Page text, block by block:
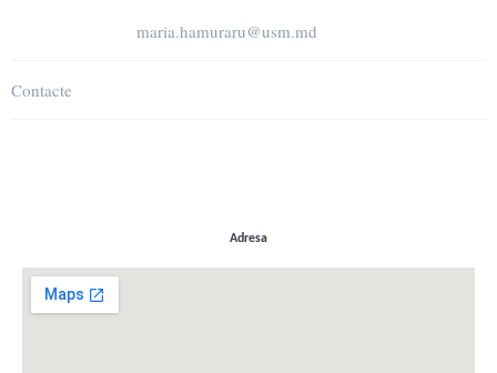
maria.hamuraru@usm.md
Contacte
Adresa